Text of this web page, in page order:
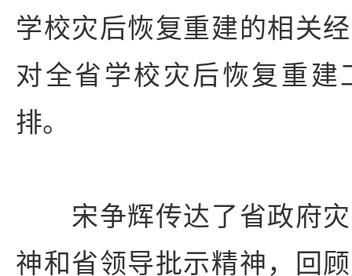
学校灾后恢复重建的相关
对全省学校灾后恢复重建
排。
宋争辉传达了省政府灾
神和省领导批示精神，回